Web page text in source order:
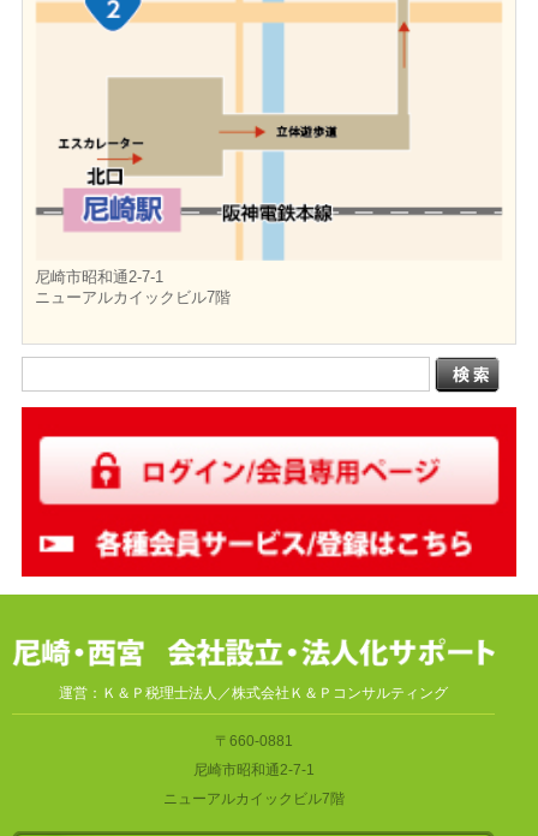
尼崎市昭和通2-7-1
ニューアルカイックビル7階
運営：Ｋ＆Ｐ税理士法人／株式会社Ｋ＆Ｐコンサルティング
〒660-0881
尼崎市昭和通2-7-1
ニューアルカイックビル7階